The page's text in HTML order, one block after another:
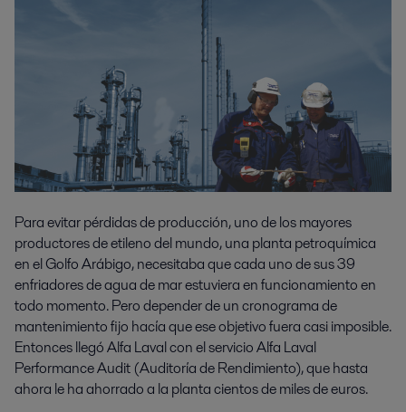
Para evitar pérdidas de producción, uno de los mayores
productores de etileno del mundo, una planta petroquímica
en el Golfo Arábigo, necesitaba que cada uno de sus 39
enfriadores de agua de mar estuviera en funcionamiento en
todo momento. Pero depender de un cronograma de
mantenimiento fijo hacía que ese objetivo fuera casi imposible.
Entonces llegó Alfa Laval con el servicio Alfa Laval
Performance Audit (Auditoría de Rendimiento), que hasta
ahora le ha ahorrado a la planta cientos de miles de euros.